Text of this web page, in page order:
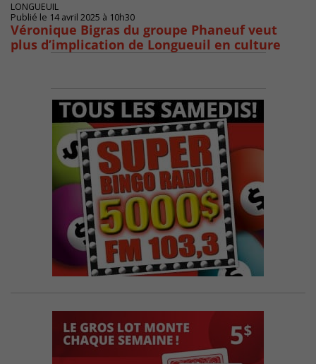
LONGUEUIL
Publié le 14 avril 2025 à 10h30
Véronique Bigras du groupe Phaneuf veut
plus d’implication de Longueuil en culture